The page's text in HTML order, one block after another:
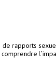
de rapports